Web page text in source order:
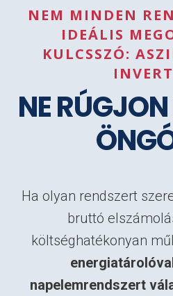
NEM MINDEN
IDEÁLIS
KULCSSZÓ:
NE
Ha olyan rendszert
bruttó
költséghatékonyan
napelemrendszert